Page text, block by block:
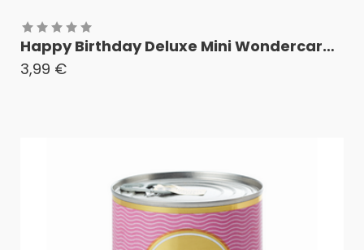
Happy Birthday Deluxe Mini Wondercard farblich sortiert
3,99 €